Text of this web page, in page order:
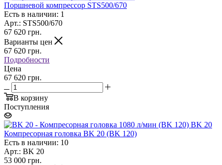
Поршневой компрессор STS500/670
Есть в наличии: 1
Арт.: STS500/670
67 620 грн.
Варианты цен
67 620 грн.
Подробности
Цена
67 620 грн.
В корзину
Поступления
Компресорная головка BK 20 (BK 120)
Есть в наличии: 10
Арт.: BK 20
53 000 грн.